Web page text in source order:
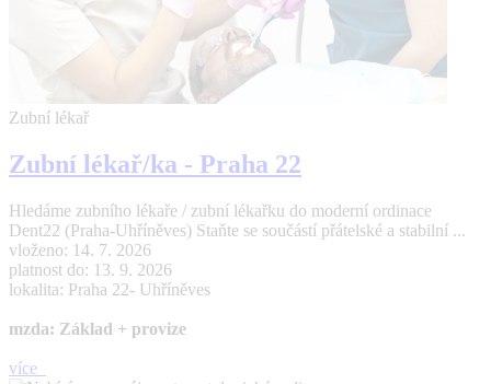
Zubní lékař
Zubní lékař/ka - Praha 22
Hledáme zubního lékaře / zubní lékařku do moderní ordinace
Dent22 (Praha-Uhříněves) Staňte se součástí přátelské a stabilní ...
vloženo: 14. 7. 2026
platnost do: 13. 9. 2026
lokalita: Praha 22- Uhříněves
mzda: Základ + provize
více